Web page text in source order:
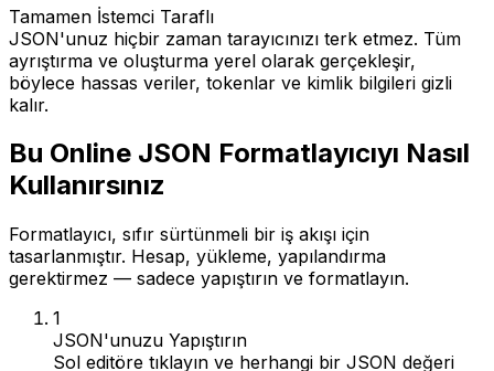
Tamamen İstemci Taraflı
JSON'unuz hiçbir zaman tarayıcınızı terk etmez. Tüm
ayrıştırma ve oluşturma yerel olarak gerçekleşir,
böylece hassas veriler, tokenlar ve kimlik bilgileri gizli
kalır.
Bu Online JSON Formatlayıcıyı Nasıl
Kullanırsınız
Formatlayıcı, sıfır sürtünmeli bir iş akışı için
tasarlanmıştır. Hesap, yükleme, yapılandırma
gerektirmez — sadece yapıştırın ve formatlayın.
1
JSON'unuzu Yapıştırın
Sol editöre tıklayın ve herhangi bir JSON değeri